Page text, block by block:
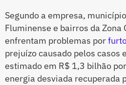
Segundo a empresa,
Fluminense e bairros da Zona
enfrentam problemas por
prejuízo causado pelos casos
estimado em R$ 1,3 bilhão
energia desviada recuperada